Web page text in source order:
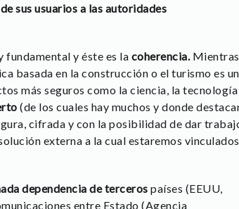
sus usuarios a las autoridades
fundamental y éste es la coherencia.Mientras
basada en la construcción o el turismo es
más seguros como la ciencia, la tecnología
(de los cuales hay muchos y donde
cifrada y con la posibilidad de dar
externa a la cual estaremos vinculados
dependencia de terceros países (EEUU,
entre Estado (Agencia